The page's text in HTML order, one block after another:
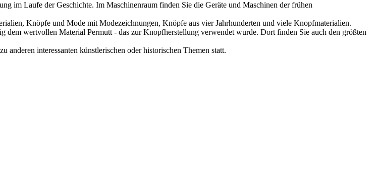
im Laufe der Geschichte. Im Maschinenraum finden Sie die Geräte und Maschinen der frühen
Knöpfe und Mode mit Modezeichnungen, Knöpfe aus vier Jahrhunderten und viele Knopfmaterialien.
dem wertvollen Material Permutt - das zur Knopfherstellung verwendet wurde. Dort finden Sie auch den größten
anderen interessanten künstlerischen oder historischen Themen statt.